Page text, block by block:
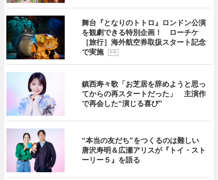
舞台『となりのトトロ』ロンドン公演
を観劇できる特別企画！ ローチケ
［旅行］海外航空券取扱スタート記念
で実施
P R
鎮西寿々歌「お芝居を辞めようと思っ
てからの再スタートだった」 主演作
で再会した“演じる喜び”
“本当の友だち”をつくるのは難しい
唐沢寿明＆広瀬アリスが『トイ・スト
ーリー５』を語る